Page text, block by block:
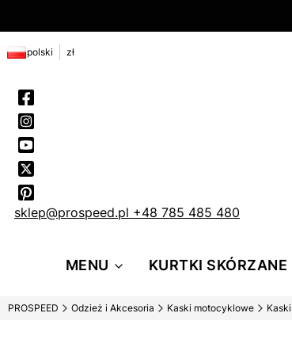
polski zł
sklep@prospeed.pl +48 785 485 480
MENU KURTKI
PROSPEED Odzież i Akcesoria Kaski motocyklowe